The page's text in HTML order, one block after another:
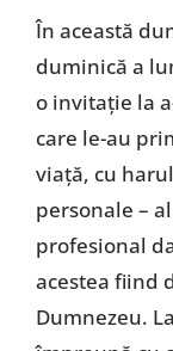
În această
duminică a
o invitaţie la
care le-au
viaţă, cu
personale –
profesional
acestea fiind
Dumnezeu.